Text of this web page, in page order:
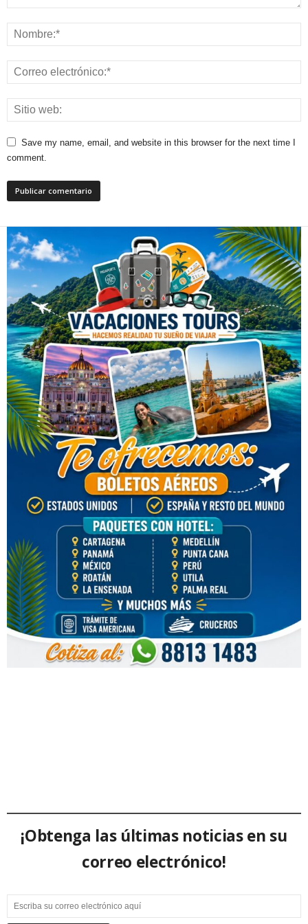
Save my name, email, and website in this browser for the next time I
comment.
¡Obtenga las últimas noticias en su
correo electrónico!